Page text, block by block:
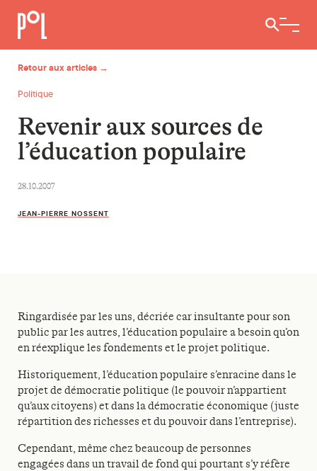
Ouvrir /
Retour aux articles →
Politique
Revenir aux sources de
l’éducation populaire
28.10.2007
JEAN-PIERRE NOSSENT
Ringardisée par les uns, décriée car insultante pour son
public par les autres, l’éducation populaire a besoin qu’on
en réexplique les fondements et le projet politique.
Historiquement, l’éducation populaire s’enracine dans le
projet de démocratie politique (le pouvoir n’appartient
qu’aux citoyens) et dans la démocratie économique (juste
répartition des richesses et du pouvoir dans l’entreprise).
Cependant, même chez beaucoup de personnes
engagées dans un travail de fond qui pourtant s’y réfère